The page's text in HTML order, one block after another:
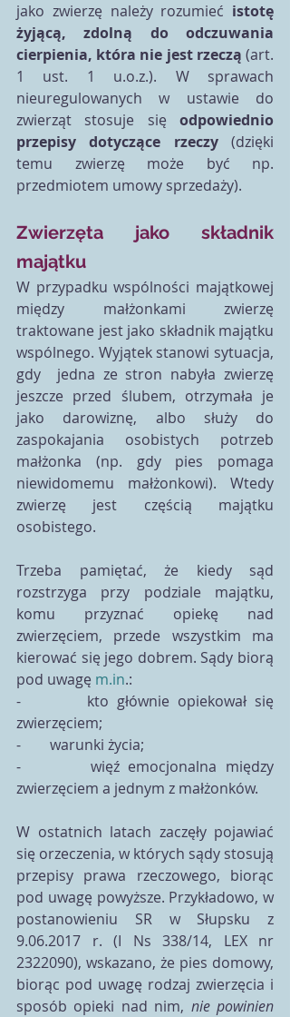
jako zwierzę należy rozumieć istotę
żyjącą, zdolną do odczuwania
cierpienia, która nie jest rzeczą (art.
1 ust. 1 u.o.z.). W sprawach
nieuregulowanych w ustawie do
zwierząt stosuje się odpowiednio
przepisy dotyczące rzeczy (dzięki
temu zwierzę może być np.
przedmiotem umowy sprzedaży).
Zwierzęta jako składnik
majątku
W przypadku wspólności majątkowej
między małżonkami zwierzę
traktowane jest jako składnik majątku
wspólnego. Wyjątek stanowi sytuacja,
gdy  jedna ze stron nabyła zwierzę
jeszcze przed ślubem, otrzymała je
jako darowiznę, albo służy do
zaspokajania osobistych potrzeb
małżonka (np. gdy pies pomaga
niewidomemu małżonkowi). Wtedy
zwierzę jest częścią majątku
osobistego.
Trzeba pamiętać, że kiedy sąd
rozstrzyga przy podziale majątku,
komu przyznać opiekę nad
zwierzęciem, przede wszystkim ma
kierować się jego dobrem. Sądy biorą
pod uwagę m.in.:
-        kto głównie opiekował się
zwierzęciem;
-        warunki życia;
-        więź emocjonalna między
zwierzęciem a jednym z małżonków.
W ostatnich latach zaczęły pojawiać
się orzeczenia, w których sądy stosują
przepisy prawa rzeczowego, biorąc
pod uwagę powyższe. Przykładowo, w
postanowieniu SR w Słupsku z
9.06.2017 r. (I Ns 338/14, LEX nr
2322090), wskazano, że pies domowy,
biorąc pod uwagę rodzaj zwierzęcia i
sposób opieki nad nim, nie powinien